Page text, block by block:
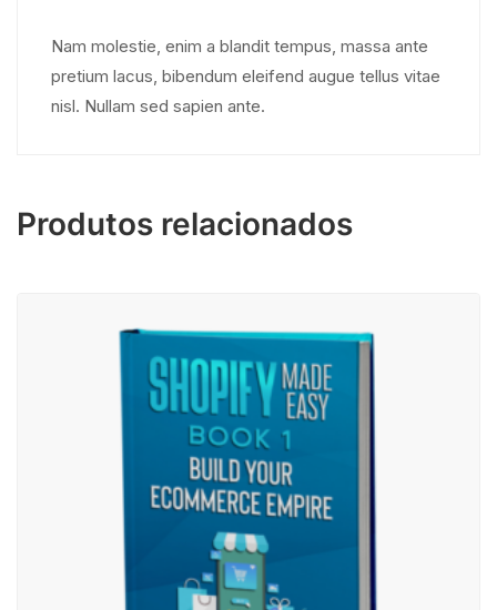
Nam molestie, enim a blandit tempus, massa ante
pretium lacus, bibendum eleifend augue tellus vitae
nisl. Nullam sed sapien ante.
Produtos relacionados